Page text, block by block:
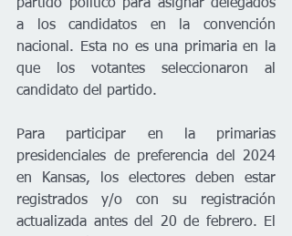
partido político para asignar delegados
a los candidatos en la convención
nacional. Esta no es una primaria en la
que los votantes seleccionaron al
candidato del partido.
Para participar en la primarias
presidenciales de preferencia del 2024
en Kansas, los electores deben estar
registrados y/o con su registración
actualizada antes del 20 de febrero. El